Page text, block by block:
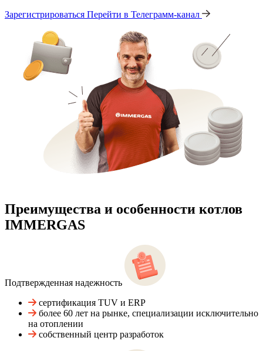
Зарегистрироваться Перейти в Телеграмм-канал
Преимущества и особенности котлов
IMMERGAS
Подтвержденная надежность
сертификация TUV и ERP
более 60 лет на рынке, специализации исключительно
на отоплении
собственный центр разработок